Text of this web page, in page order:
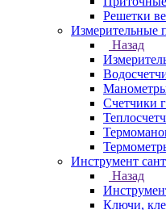
Решетки
Измерительные
Назад
Счетчики
Инструмент
Назад
Ключи,